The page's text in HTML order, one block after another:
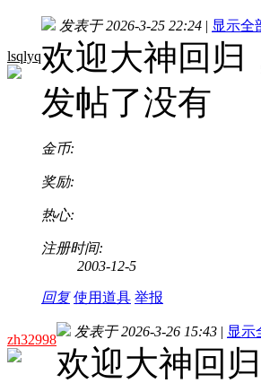
lsqlyq
发表于 2026-3-25 22:24 | 显示全
欢迎大神回归
发帖了没有
金币:
奖励:
热心:
注册时间:
2003-12-5
回复 使用道具 举报
zh32998
发表于 2026-3-26 15:43 | 显示
欢迎大神回归